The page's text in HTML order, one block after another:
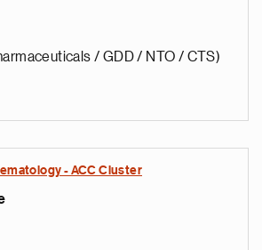
/ GDD / NTO / CTS)
- ACC Cluster